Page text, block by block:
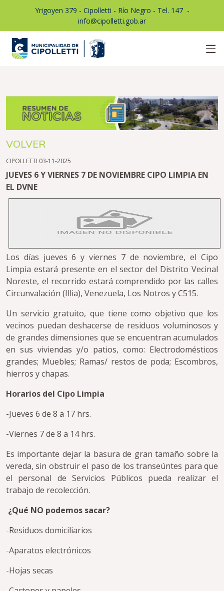
Yrigoyen 379 - Cipolletti - Río Negro - Tel. 1471 -
info@cipolletti.gob.ar
VOLVER
CIPOLLETTI 03-11-2025
JUEVES 6 Y VIERNES 7 DE NOVIEMBRE CIPO LIMPIA EN
EL DVNE
Los días jueves 6 y viernes 7 de noviembre, el Cipo
Limpia estará presente en el sector del Distrito Vecinal
Noreste, el recorrido estará comprendido por las calles
Circunvalación (Illia), Venezuela, Los Notros y C515.
Un servicio gratuito, que tiene como objetivo que los
vecinos puedan deshacerse de residuos voluminosos y
de grandes dimensiones que se encuentran acumulados
en sus viviendas y/o patios, como: Electrodomésticos
grandes; Muebles; Ramas/ restos de poda; Escombros,
hierros y chapas.
Horarios del Cipo Limpia
-Jueves 6 de 8 a 17 hrs.
-Viernes 7 de 8 a 14 hrs.
Es importante dejar la basura de gran tamaño sobre la
vereda, sin obstruir el paso de los transeúntes para que
el personal de Servicios Públicos pueda realizar el
trabajo de recolección.
¿Qué NO podemos sacar?
-Residuos domiciliarios
-Aparatos electrónicos
-Hojas secas